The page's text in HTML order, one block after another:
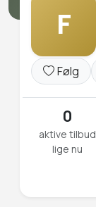
F
Følg
0
aktive tilbud
lige nu